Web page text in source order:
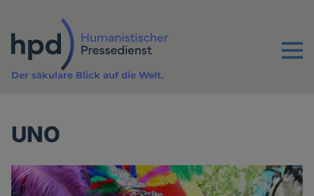
Inhalt
Menu
Der säkulare Blick auf die Welt.
UNO